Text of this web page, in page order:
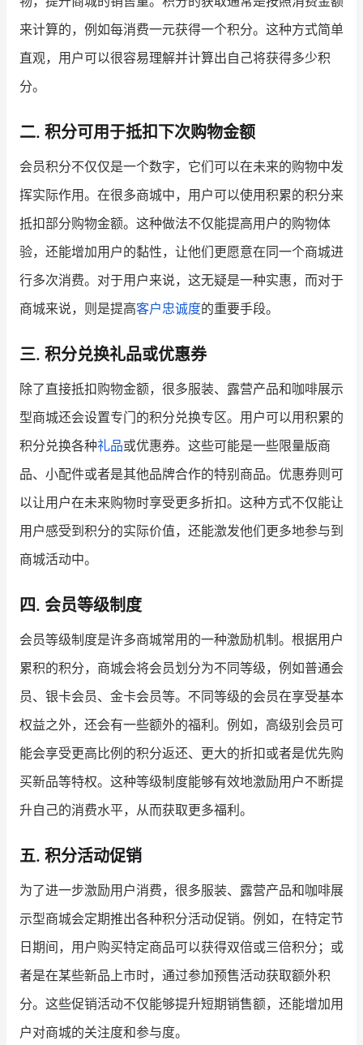
增长俱乐部 有赞商盟
商家社区 社群交流
入驻有赞 认证代理商
认证服务商 设计服务商
来计算的，例如每消费一元获得一个积分。这种方式简单
直观，用户可以很容易理解并计算出自己将获得多少积
分。
二. 积分可用于抵扣下次购物金额
会员积分不仅仅是一个数字，它们可以在未来的购物中发
挥实际作用。在很多商城中，用户可以使用积累的积分来
抵扣部分购物金额。这种做法不仅能提高用户的购物体
验，还能增加用户的黏性，让他们更愿意在同一个商城进
行多次消费。对于用户来说，这无疑是一种实惠，而对于
商城来说，则是提高客户忠诚度的重要手段。
三. 积分兑换礼品或优惠券
除了直接抵扣购物金额，很多服装、露营产品和咖啡展示
型商城还会设置专门的积分兑换专区。用户可以用积累的
积分兑换各种礼品或优惠券。这些可能是一些限量版商
品、小配件或者是其他品牌合作的特别商品。优惠券则可
以让用户在未来购物时享受更多折扣。这种方式不仅能让
用户感受到积分的实际价值，还能激发他们更多地参与到
商城活动中。
四. 会员等级制度
会员等级制度是许多商城常用的一种激励机制。根据用户
累积的积分，商城会将会员划分为不同等级，例如普通会
员、银卡会员、金卡会员等。不同等级的会员在享受基本
权益之外，还会有一些额外的福利。例如，高级别会员可
能会享受更高比例的积分返还、更大的折扣或者是优先购
买新品等特权。这种等级制度能够有效地激励用户不断提
升自己的消费水平，从而获取更多福利。
五. 积分活动促销
为了进一步激励用户消费，很多服装、露营产品和咖啡展
示型商城会定期推出各种积分活动促销。例如，在特定节
日期间，用户购买特定商品可以获得双倍或三倍积分；或
者是在某些新品上市时，通过参加预售活动获取额外积
分。这些促销活动不仅能够提升短期销售额，还能增加用
户对商城的关注度和参与度。